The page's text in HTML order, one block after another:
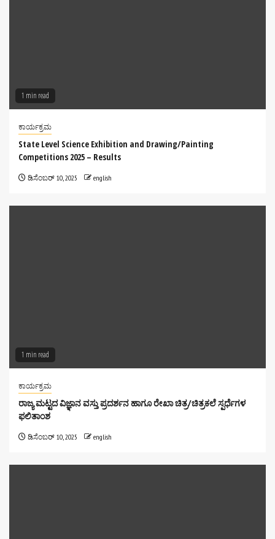
1 min read
ಕಾರ್ಯಕ್ರಮ
State Level Science Exhibition and Drawing/Painting
Competitions 2025 – Results
ಡಿಸೆಂಬರ್ 10, 2025 english
1 min read
ಕಾರ್ಯಕ್ರಮ
ರಾಜ್ಯ ಮಟ್ಟದ ವಿಜ್ಞಾನ ವಸ್ತು ಪ್ರದರ್ಶನ ಹಾಗೂ ರೇಖಾ ಚಿತ್ರ/ಚಿತ್ರಕಲೆ ಸ್ಪರ್ಧೆಗಳ
ಫಲಿತಾಂಶ
ಡಿಸೆಂಬರ್ 10, 2025 english